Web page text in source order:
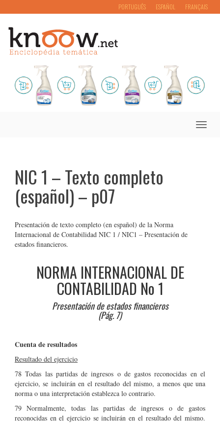
PORTUGUÊS ESPAÑOL FRANÇAIS
Toggle
NIC 1 – Texto completo
(español) – p07
Presentación de texto completo (en español) de la Norma
Internacional de Contabilidad NIC 1 / NIC1 – Presentación de
estados financieros.
NORMA INTERNACIONAL DE
CONTABILIDAD No 1
Presentación de estados financieros
(Pág. 7)
Cuenta de resultados
Resultado del ejercicio
78 Todas las partidas de ingresos o de gastos reconocidas en el
ejercicio, se incluirán en el resultado del mismo, a menos que una
norma o una interpretación establezca lo contrario.
79 Normalmente, todas las partidas de ingresos o de gastos
reconocidas en el ejercicio se incluirán en el resultado del mismo.